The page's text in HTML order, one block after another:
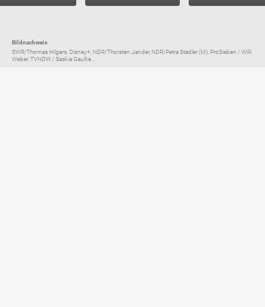
Bildnachweis
SWR/Thomas Hilgers, Disney+, NDR/Thorsten Jander, NDR/Petra Stadler (M), ProSieben / Willi
Weber, TVNOW / Saskia Gaulke...